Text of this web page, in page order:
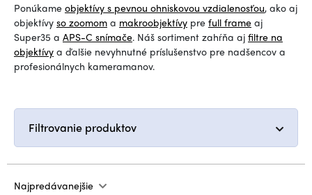
Ponúkame objektívy s pevnou ohniskovou vzdialenosťou, ako aj
objektívy so zoomom a makroobjektívy pre full frame aj
Super35 a APS-C snímače. Náš sortiment zahŕňa aj filtre na
objektívy a ďalšie nevyhnutné príslušenstvo pre nadšencov a
profesionálnych kameramanov.
Filtrovanie produktov
Najpredávanejšie